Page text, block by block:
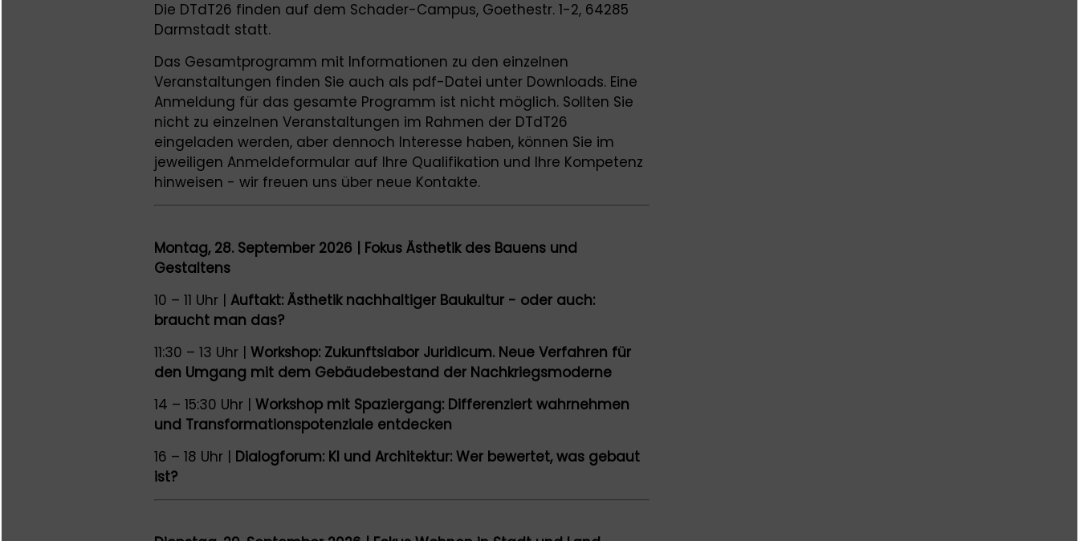
Die DTdT26 finden auf dem Schader-Campus, Goethestr. 1-2, 64285
Darmstadt statt.
Das Gesamtprogramm mit Informationen zu den einzelnen
Veranstaltungen finden Sie auch als pdf-Datei unter Downloads. Eine
Anmeldung für das gesamte Programm ist nicht möglich. Sollten Sie
nicht zu einzelnen Veranstaltungen im Rahmen der DTdT26
eingeladen werden, aber dennoch Interesse haben, können Sie im
jeweiligen Anmeldeformular auf Ihre Qualifikation und Ihre Kompetenz
hinweisen - wir freuen uns über neue Kontakte.
Montag, 28. September 2026 | Fokus Ästhetik des Bauens und
Gestaltens
10 – 11 Uhr | Auftakt: Ästhetik nachhaltiger Baukultur - oder auch:
braucht man das?
11:30 – 13 Uhr | Workshop: Zukunftslabor Juridicum. Neue Verfahren für
den Umgang mit dem Gebäudebestand der Nachkriegsmoderne
14 – 15:30 Uhr | Workshop mit Spaziergang: Differenziert wahrnehmen
und Transformationspotenziale entdecken
16 – 18 Uhr | Dialogforum: KI und Architektur: Wer bewertet, was gebaut
ist?